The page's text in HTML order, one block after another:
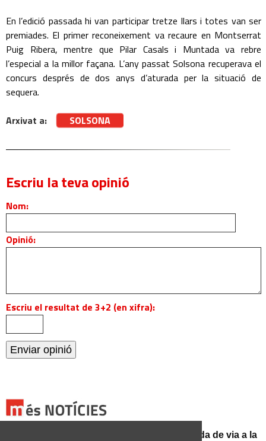
En l’edició passada hi van participar tretze llars i totes van ser
premiades. El primer reconeixement va recaure en Montserrat
Puig Ribera, mentre que Pilar Casals i Muntada va rebre
l’especial a la millor façana. L’any passat Solsona recuperava el
concurs després de dos anys d’aturada per la situació de
sequera.
Arxivat a:
SOLSONA
Escriu la teva opinió
Nom:
Opinió:
Escriu el resultat de 3+2 (en xifra):
El conductor d'un turisme mor en una sortida de via a la